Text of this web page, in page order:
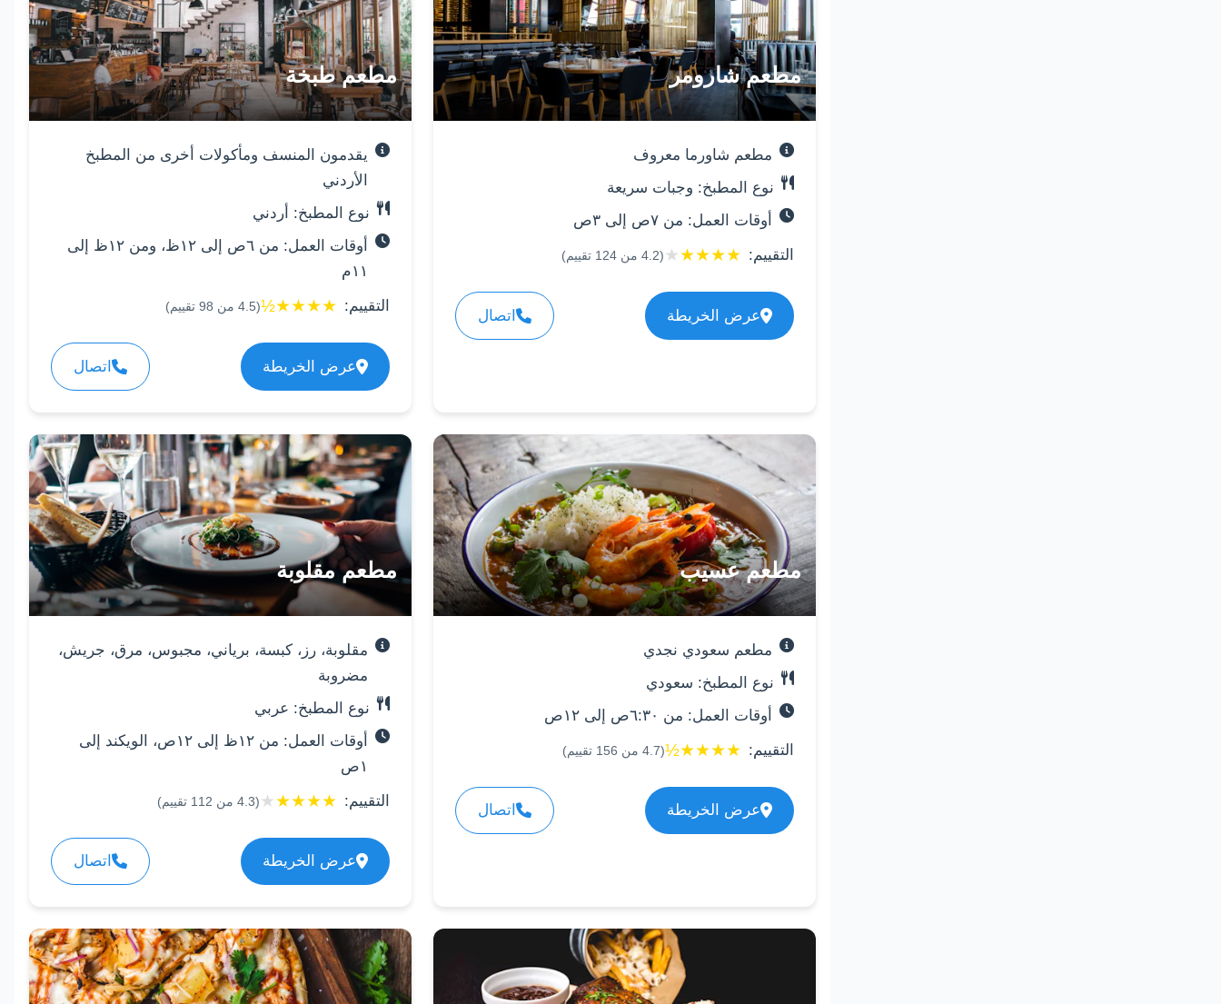
مطعم شارومر
مطعم شاورما معروف
نوع المطبخ: وجبات سريعة
أوقات العمل: من ٧ص إلى ٣ص
التقييم: ★
★
★
★
★
(
4.2من 124 تقييم)
عرض الخريطة اتصال
مطعم طبخة
يقدمون المنسف ومأكولات أخرى من المطبخ
الأردني
نوع المطبخ: أردني
أوقات العمل: من ٦ص إلى ١٢ظ، ومن ١٢ظ إلى
١١م
التقييم: ★
★
★
★
½
(
4.5من 98تقييم)
عرض الخريطة اتصال
مطعم عسيب
مطعم سعودي نجدي
نوع المطبخ: سعودي
أوقات العمل: من ٦:٣٠ص إلى ١٢ص
التقييم: ★
★
★
★
½
(
4.7من 156 تقييم)
عرض الخريطة اتصال
مطعم مقلوبة
مقلوبة، رز، كبسة، برياني، مجبوس، مرق، جريش،
مضروبة
نوع المطبخ: عربي
أوقات العمل: من ١٢ظ إلى ١٢ص، الويكند إلى
١ص
التقييم: ★
★
★
★
★
(
4.3من 112 تقييم)
عرض الخريطة اتصال